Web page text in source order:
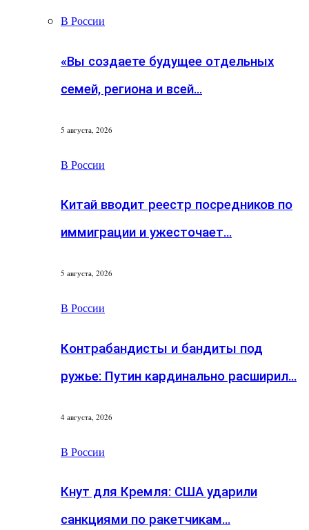
В России
«Вы создаете будущее отдельных
семей, региона и всей…
5 августа, 2026
В России
Китай вводит реестр посредников по
иммиграции и ужесточает…
5 августа, 2026
В России
Контрабандисты и бандиты под
ружье: Путин кардинально расширил…
4 августа, 2026
В России
Кнут для Кремля: США ударили
санкциями по ракетчикам…